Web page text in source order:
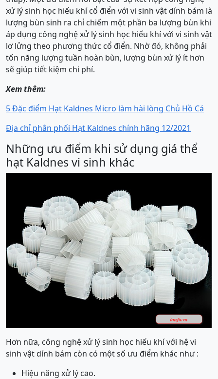
xử lý sinh học hiếu khí cổ điển với vi sinh vật dính bám là
lượng bùn sinh ra chỉ chiếm một phần ba lượng bùn khi
áp dụng công nghệ xử lý sinh học hiếu khí với vi sinh vật
lơ lửng theo phương thức cổ điển. Nhờ đó, không phải
tốn năng lượng tuần hoàn bùn, lượng bùn xử lý ít hơn
sẽ giúp tiết kiệm chi phí.
Xem thêm:
5 Đặc điểm Hạt Kaldnes Micro làm hài lòng Chủ Hồ Cá
Địa chỉ phân phối Hạt Kaldnes chính hãng 12/2021
Những ưu điểm khi sử dụng giá thể
hạt Kaldnes vi sinh khác
Hơn nữa, công nghệ xử lý sinh học hiếu khí với hệ vi
sinh vật dính bám còn có một số ưu điểm khác như :
Hiệu năng xử lý cao.